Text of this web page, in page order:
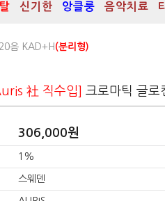
신기한 앙클룽 음악치료
음 KAD+H (분리형)
社 직수입] 크로마틱 글로
306,000원
1%
스웨덴